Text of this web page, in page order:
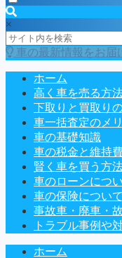
×
車の最新情報をお届
ホーム
高く車を売る方
下取りと買取り
車一括査定のメ
車の基礎知識
車の税金と維持
賢く車を買う方
車のローンにつ
車の保険について
事故車・廃車・
トラブル事例や
ホーム